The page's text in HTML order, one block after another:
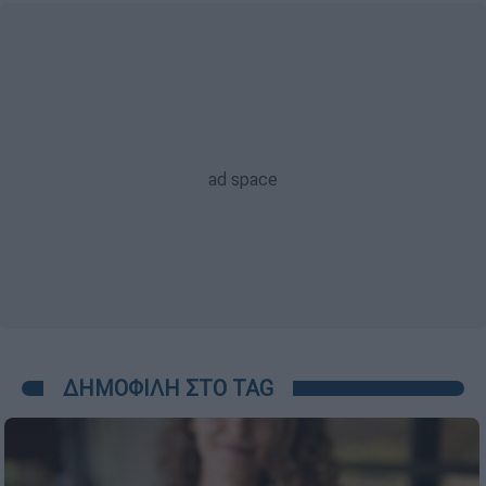
ΔΗΜΟΦΙΛΗ ΣΤΟ TAG